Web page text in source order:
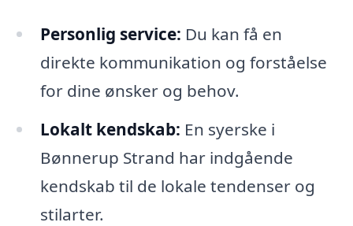
Personlig service: Du kan få en
direkte kommunikation og forståelse
for dine ønsker og behov.
Lokalt kendskab: En syerske i
Bønnerup Strand har indgående
kendskab til de lokale tendenser og
stilarter.